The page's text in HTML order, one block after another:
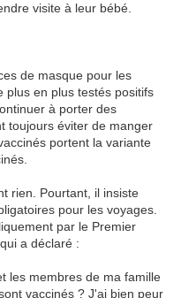
visite à leur bébé.
de masque pour les
plus en plus testés positifs
à porter des
toujours éviter de manger
portent la variante
rien. Pourtant, il insiste
pour les voyages.
par le Premier
a déclaré :
les membres de ma famille
vaccinés ? J'ai bien peur